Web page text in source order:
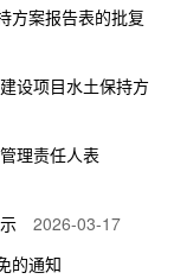
方案报告表的批复
设项目水土保持方
理责任人表
2026-03-17
的通知